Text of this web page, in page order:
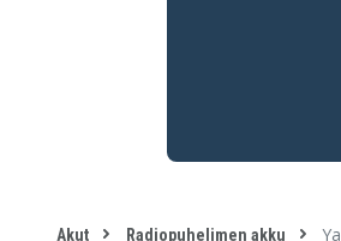
Akku on yhteensopiva
Yaesu VX10
Akut Radiopuhelimen akku